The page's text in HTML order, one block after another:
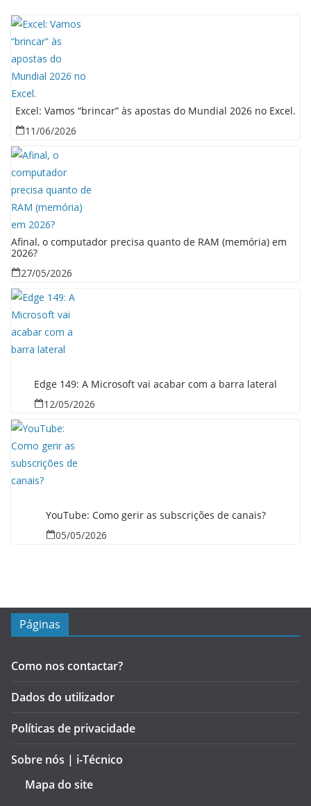
Excel: Vamos “brincar” às apostas do Mundial 2026 no Excel.
11/06/2026
Afinal, o computador precisa quanto de RAM (memória) em
2026?
27/05/2026
Edge 149: A Microsoft vai acabar com a barra lateral
12/05/2026
YouTube: Como gerir as subscrições de canais?
05/05/2026
Páginas
Como nos contactar?
Dados do utilizador
Políticas de privacidade
Sobre nós | i-Técnico
Mapa do site